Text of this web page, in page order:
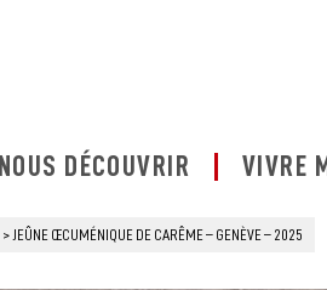
NOUS DÉCOUVRIR VIVRE
> JEÛNE ŒCUMÉNIQUE DE CARÊME – GENÈVE – 2025